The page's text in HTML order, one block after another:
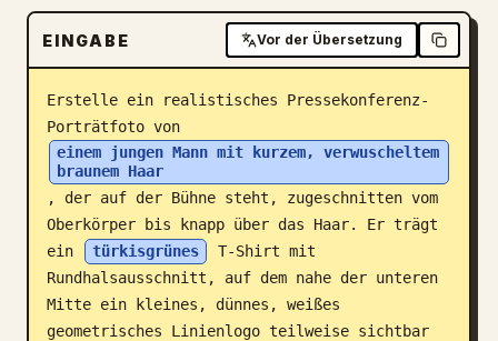
Download
Blog
Updates
EINGABE Vor der Übersetzung
Erstelle ein realistisches Pressekonferenz-
Porträtfoto von
einem jungen Mann mit kurzem, verwuscheltem
braunem Haar
, der auf der Bühne steht, zugeschnitten vom
Oberkörper bis knapp über das Haar. Er trägt
ein
türkisgrünes
T-Shirt mit
Rundhalsausschnitt, auf dem nahe der unteren
Mitte ein kleines, dünnes, weißes
geometrisches Linienlogo teilweise sichtbar